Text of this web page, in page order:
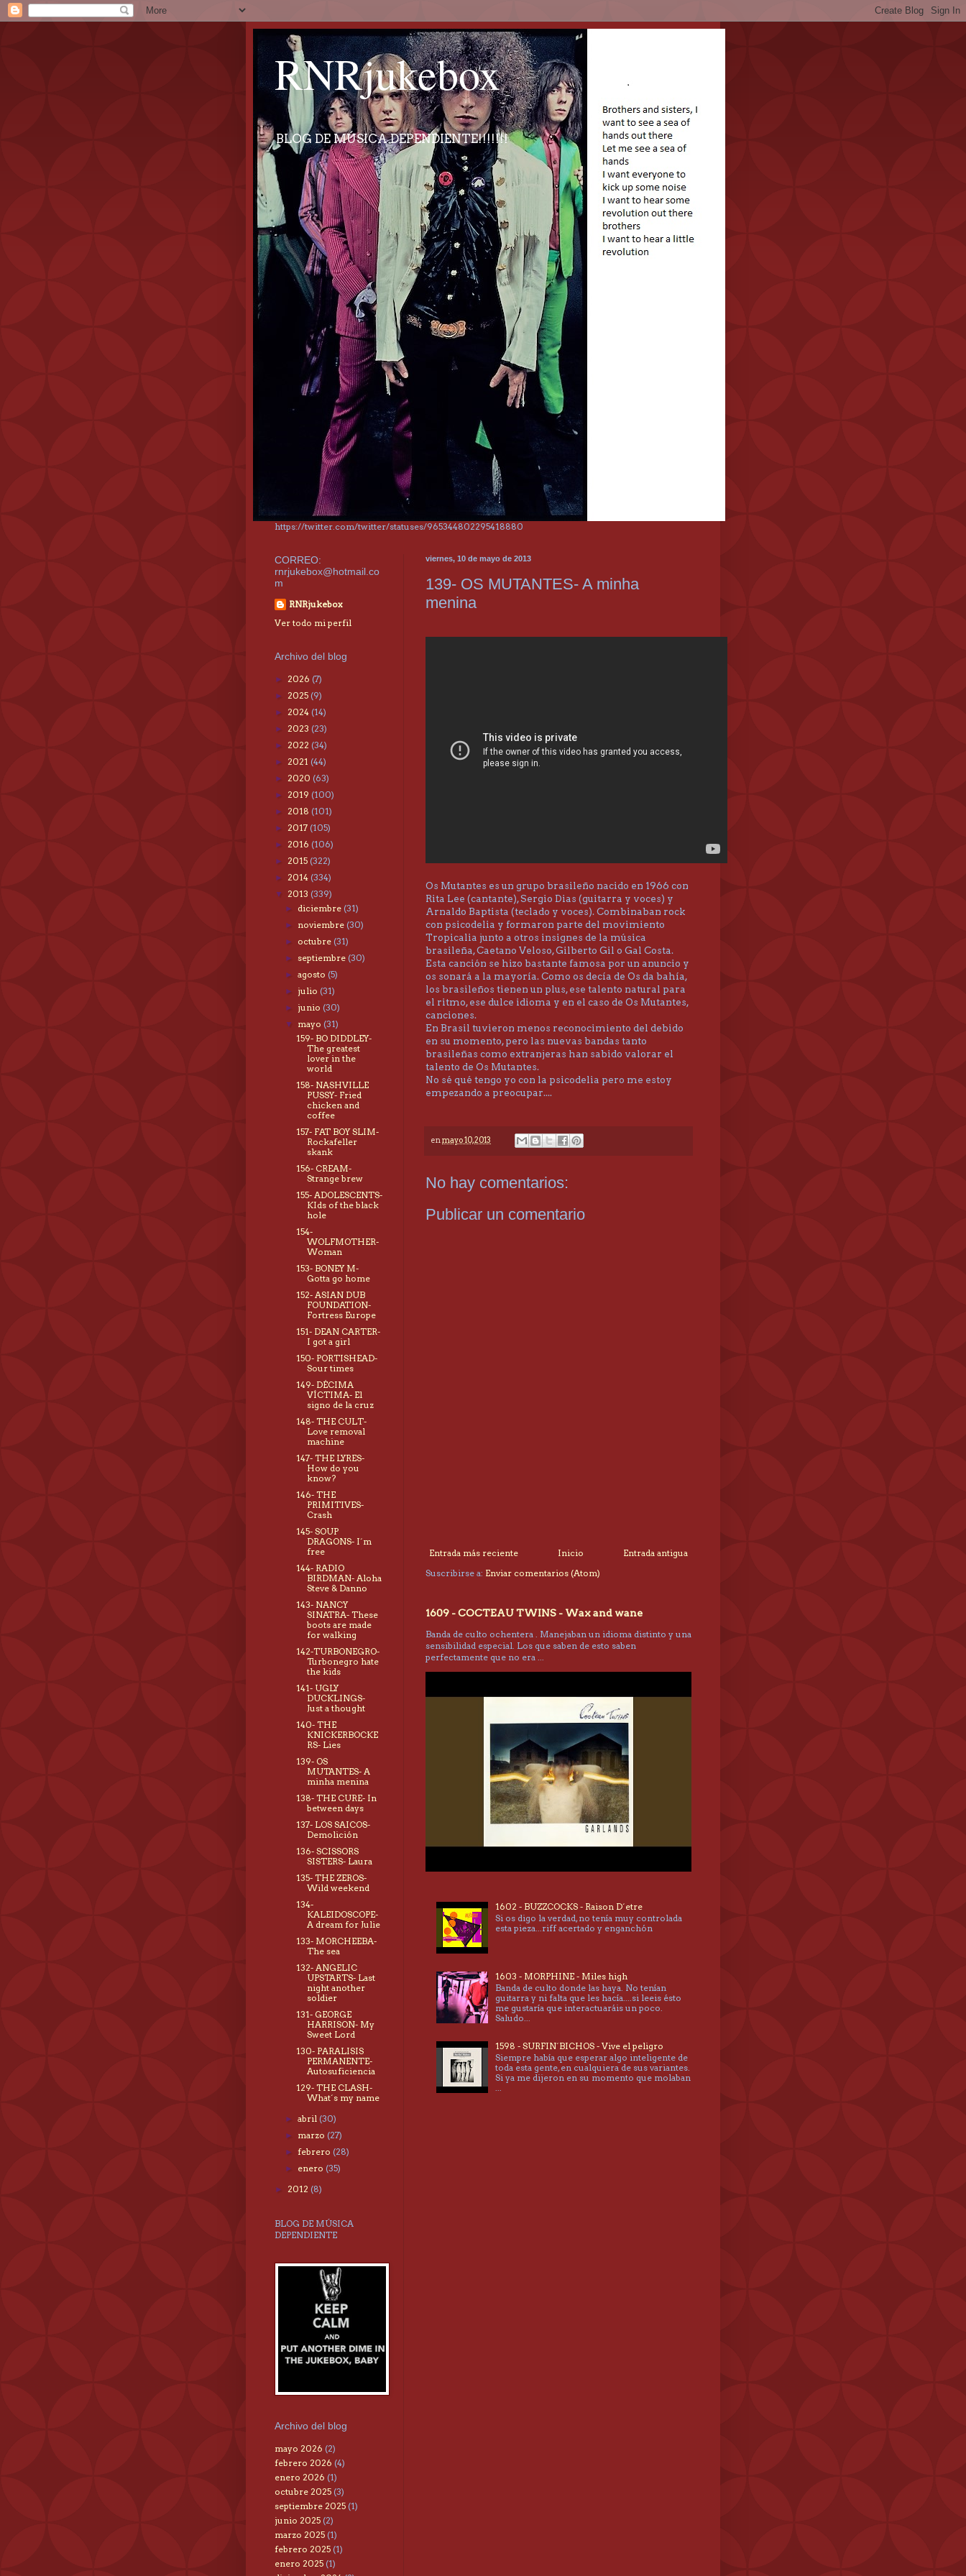
RNRjukebox
BLOG DE MÚSICA DEPENDIENTE!!!!!!!
https://twitter.com/twitter/statuses/965344802295418880
viernes, 10 de mayo de 2013
139- OS MUTANTES- A minha
menina
Os Mutantes es un grupo brasileño nacido en 1966 con
Rita Lee (cantante), Sergio Dias (guitarra y voces) y
Arnaldo Baptista (teclado y voces). Combinaban rock
con psicodelia y formaron parte del movimiento
Tropicalia junto a otros insignes de la música
brasileña, Caetano Veloso, Gilberto Gil o Gal Costa.
Esta canción se hizo bastante famosa por un anuncio y
os sonará a la mayoría. Como os decía de Os da bahía,
los brasileños tienen un plus, ese talento natural para
el ritmo, ese dulce idioma y en el caso de Os Mutantes,
canciones.
En Brasil tuvieron menos reconocimiento del debido
en su momento, pero las nuevas bandas tanto
brasileñas como extranjeras han sabido valorar el
talento de Os Mutantes.
No sé qué tengo yo con la psicodelia pero me estoy
empezando a preocupar....
enmayo 10, 2013
No hay comentarios:
Publicar un comentario
Entrada más reciente Entrada antigua
Inicio
Suscribirse a: Enviar comentarios (Atom)
1609 - COCTEAU TWINS - Wax and wane
Banda de culto ochentera . Manejaban un idioma distinto y una
sensibilidad especial. Los que saben de esto saben
perfectamente que no era ...
1602 - BUZZCOCKS - Raison D´etre
Si os digo la verdad, no tenía muy controlada
esta pieza...riff acertado y enganchón
1603 - MORPHINE - Miles high
Banda de culto donde las haya. No tenían
guitarra y ni falta que les hacía....si leeis ésto
me gustaría que interactuaráis un poco.
Saludo...
1598 - SURFIN´BICHOS - Vive el peligro
Siempre había que esperar algo inteligente de
toda esta gente, en cualquiera de sus variantes.
Si ya me dijeron en su momento que molaban
CORREO:
rnrjukebox@hotmail.co
m
RNRjukebox
Ver todo mi perfil
Archivo del blog
► 2026 (7)
► 2025 (9)
► 2024 (14)
► 2023 (23)
► 2022 (34)
► 2021 (44)
► 2020 (63)
► 2019 (100)
► 2018 (101)
► 2017 (105)
► 2016 (106)
► 2015 (322)
► 2014 (334)
▼ 2013 (339)
► diciembre(31)
► noviembre(30)
► octubre(31)
►septiembre(30)
►agosto(5)
► julio(31)
► junio(30)
▼ mayo(31)
159- BO DIDDLEY-
The greatest
lover in the
world
158- NASHVILLE
PUSSY- Fried
chicken and
coffee
157- FAT BOY SLIM-
Rockafeller
skank
156- CREAM-
Strange brew
155- ADOLESCENTS-
KIds of the black
hole
154-
WOLFMOTHER-
Woman
153- BONEY M-
Gotta go home
152- ASIAN DUB
FOUNDATION-
Fortress Europe
151- DEAN CARTER-
I got a girl
150- PORTISHEAD-
Sour times
149- DÉCIMA
VÍCTIMA- El
signo de la cruz
148- THE CULT-
Love removal
machine
147- THE LYRES-
How do you
know?
146- THE
PRIMITIVES-
Crash
145- SOUP
DRAGONS- I´m
free
144- RADIO
BIRDMAN- Aloha
Steve & Danno
143- NANCY
SINATRA- These
boots are made
for walking
142-TURBONEGRO-
Turbonegro hate
the kids
141- UGLY
DUCKLINGS-
Just a thought
140- THE
KNICKERBOCKE
RS- Lies
139- OS
MUTANTES- A
minha menina
138- THE CURE- In
between days
137- LOS SAICOS-
Demolición
136- SCISSORS
SISTERS- Laura
135- THE ZEROS-
Wild weekend
134-
KALEIDOSCOPE-
A dream for Julie
133- MORCHEEBA-
The sea
132- ANGELIC
UPSTARTS- Last
night another
soldier
131- GEORGE
HARRISON- My
Sweet Lord
130- PARALISIS
PERMANENTE-
Autosuficiencia
129- THE CLASH-
What´s my name
►abril(30)
► marzo(27)
►febrero(28)
► enero(35)
► 2012 (8)
BLOG DE MÚSICA
DEPENDIENTE
Archivo del blog
mayo 2026 (2)
febrero 2026 (4)
enero 2026 (1)
octubre 2025 (3)
septiembre 2025 (1)
junio 2025 (2)
marzo 2025 (1)
febrero 2025 (1)
enero 2025 (1)